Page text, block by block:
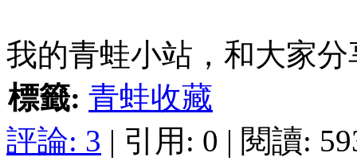
我的青蛙小站，和大家分
標籤: 青蛙收藏
評論: 3 | 引用: 0 | 閱讀: